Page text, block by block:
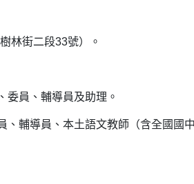
林街二段33號）。
委員、輔導員及助理。
、輔導員、本土語文教師（含全國國